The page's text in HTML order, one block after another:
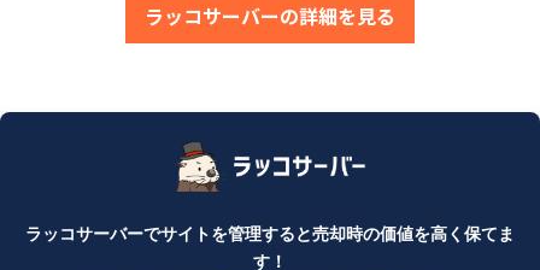
ラッコサーバーの詳細を見る
ラッコサーバーでサイトを管理すると売却時の価値を高く保てま
す！